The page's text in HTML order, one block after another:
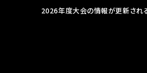
2026年度大会の情報が更新され